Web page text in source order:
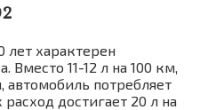
характерен
11-12 л на 100 км,
потребляет
достигает 20 л на